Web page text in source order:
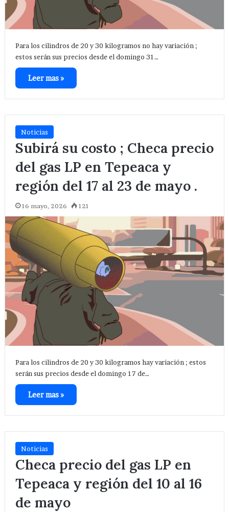
Para los cilindros de 20 y 30 kilogramos no hay variación ;
estos serán sus precios desde el domingo 31…
Leer mas »
Noticias
Subirá su costo ; Checa precio
del gas LP en Tepeaca y
región del 17 al 23 de mayo .
16 mayo, 2026 121
Para los cilindros de 20 y 30 kilogramos hay variación ; estos
serán sus precios desde el domingo 17 de…
Leer mas »
Noticias
Checa precio del gas LP en
Tepeaca y región del 10 al 16
de mayo